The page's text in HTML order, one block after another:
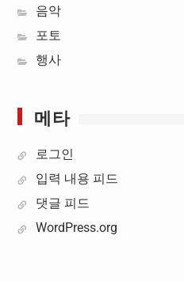
음악
포토
행사
메타
로그인
입력 내용 피드
댓글 피드
WordPress.org